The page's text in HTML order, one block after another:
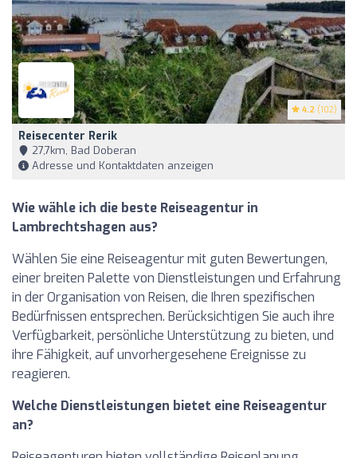
4.2 (102)
Reisecenter Rerik
27,7km, Bad Doberan
Adresse und Kontaktdaten anzeigen
Wie wähle ich die beste Reiseagentur in
Lambrechtshagen aus?
Wählen Sie eine Reiseagentur mit guten Bewertungen,
einer breiten Palette von Dienstleistungen und Erfahrung
in der Organisation von Reisen, die Ihren spezifischen
Bedürfnissen entsprechen. Berücksichtigen Sie auch ihre
Verfügbarkeit, persönliche Unterstützung zu bieten, und
ihre Fähigkeit, auf unvorhergesehene Ereignisse zu
reagieren.
Welche Dienstleistungen bietet eine Reiseagentur
an?